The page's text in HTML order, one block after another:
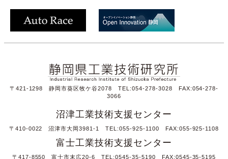
〒421-1298 静岡市葵区牧ケ谷2078 TEL:054-278-3028 FAX:054-278-
3066
沼津工業技術支援センター
〒410-0022 沼津市大岡3981-1 TEL:055-925-1100 FAX:055-925-1108
富士工業技術支援センター
〒417-8550 富士市末広20-6 TEL:0545-35-5190 FAX:0545-35-5195